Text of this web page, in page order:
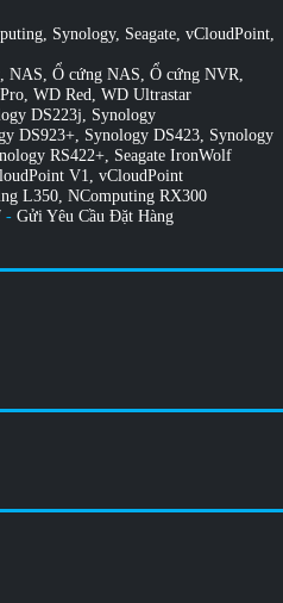
Synology, Seagate vCloudPoint
NAS Ổ cứng NAS Ổ cứng NVR
WD Red WD Ultrastar
DS223j
Synology
DS923+ Synology DS423 Synology
RS422+ Seagate IronWolf
V1
vCloudPoint
L350 NComputing RX300
- Gửi Yêu Cầu Đặt Hàng